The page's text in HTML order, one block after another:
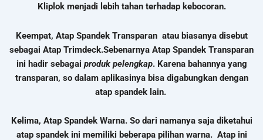
Kliplok menjadi lebih tahan terhadap kebocoran.
Keempat, Atap Spandek Transparan atau biasanya disebut
sebagai Atap Trimdeck.Sebenarnya Atap Spandek Transparan
ini hadir sebagai produk pelengkap. Karena bahannya yang
transparan, so dalam aplikasinya bisa digabungkan dengan
atap spandek lain.
Kelima, Atap Spandek Warna. So dari namanya saja diketahui
atap spandek ini memiliki beberapa pilihan warna. Atap ini